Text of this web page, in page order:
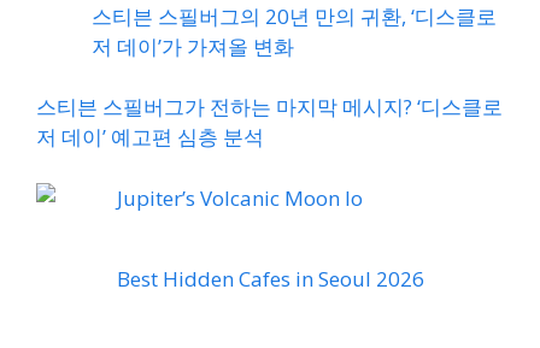
스티븐 스필버그의 20년 만의 귀환, ‘디스클로
저 데이’가 가져올 변화
스티븐 스필버그가 전하는 마지막 메시지? ‘디스클로
저 데이’ 예고편 심층 분석
Jupiter’s Volcanic Moon Io
Best Hidden Cafes in Seoul 2026